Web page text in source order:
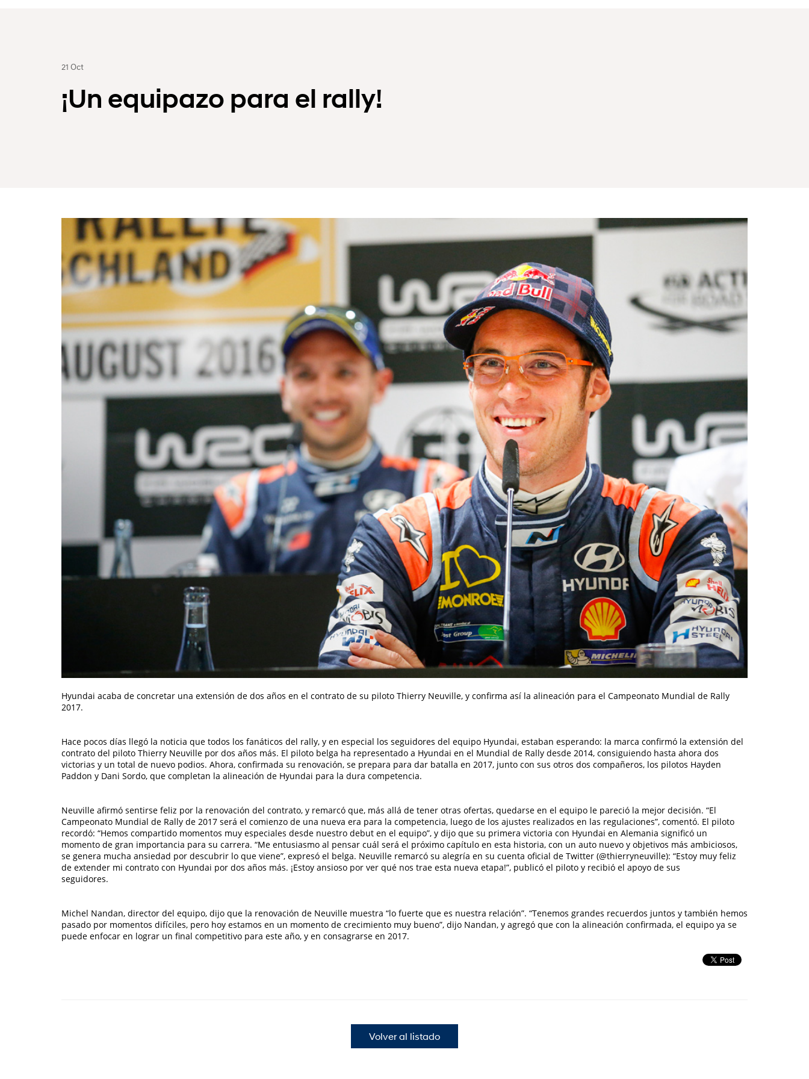
21 Oct
¡Un equipazo para el rally!
Hyundai acaba de concretar una extensión de dos años en el contrato de su piloto Thierry Neuville, y confirma así la alineación para el Campeonato Mundial de Rally
2017.
Hace pocos días llegó la noticia que todos los fanáticos del rally, y en especial los seguidores del equipo Hyundai, estaban esperando: la marca confirmó la extensión del
contrato del piloto Thierry Neuville por dos años más. El piloto belga ha representado a Hyundai en el Mundial de Rally desde 2014, consiguiendo hasta ahora dos
victorias y un total de nuevo podios. Ahora, confirmada su renovación, se prepara para dar batalla en 2017, junto con sus otros dos compañeros, los pilotos Hayden
Paddon y Dani Sordo, que completan la alineación de Hyundai para la dura competencia.
Neuville afirmó sentirse feliz por la renovación del contrato, y remarcó que, más allá de tener otras ofertas, quedarse en el equipo le pareció la mejor decisión. “El
Campeonato Mundial de Rally de 2017 será el comienzo de una nueva era para la competencia, luego de los ajustes realizados en las regulaciones”, comentó. El piloto
recordó: “Hemos compartido momentos muy especiales desde nuestro debut en el equipo”, y dijo que su primera victoria con Hyundai en Alemania significó un
momento de gran importancia para su carrera. “Me entusiasmo al pensar cuál será el próximo capítulo en esta historia, con un auto nuevo y objetivos más ambiciosos,
se genera mucha ansiedad por descubrir lo que viene”, expresó el belga. Neuville remarcó su alegría en su cuenta oficial de Twitter (@thierryneuville): “Estoy muy feliz
de extender mi contrato con Hyundai por dos años más. ¡Estoy ansioso por ver qué nos trae esta nueva etapa!”, publicó el piloto y recibió el apoyo de sus
seguidores.
Michel Nandan, director del equipo, dijo que la renovación de Neuville muestra “lo fuerte que es nuestra relación”. “Tenemos grandes recuerdos juntos y también hemos
pasado por momentos difíciles, pero hoy estamos en un momento de crecimiento muy bueno”, dijo Nandan, y agregó que con la alineación confirmada, el equipo ya se
puede enfocar en lograr un final competitivo para este año, y en consagrarse en 2017.
Volver al listado